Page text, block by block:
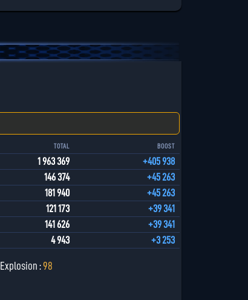
TOTAL BOOST
1 963 369
+405 938
146 374
+45 263
181 940
+45 263
121 173
+39 341
141 626
+39 341
4 943 +3 253
Explosion :98